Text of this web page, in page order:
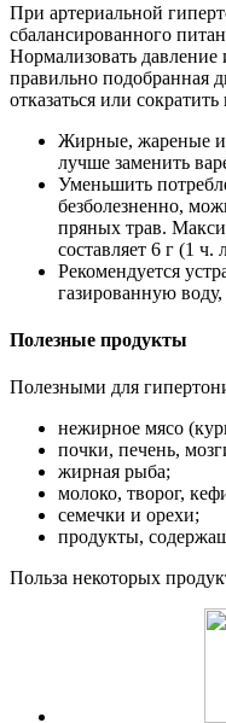
При артериальной
сбалансированного
Нормализовать
правильно подобранная
отказаться или
Жирные, жареные
лучше заменить
Уменьшить
безболезненно,
пряных трав.
составляет 6 г (1 ч.
Рекомендуется
газированную
Полезные продукты
Полезными для
нежирное мясо
почки, печень,
жирная рыба;
молоко, творог,
семечки и орехи;
продукты,
Польза некоторых